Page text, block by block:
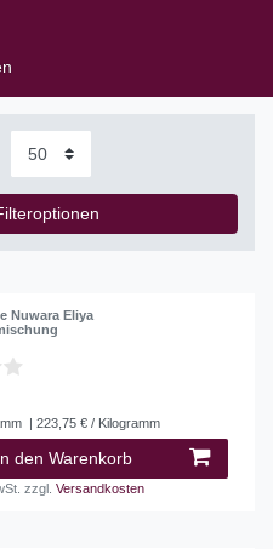
Nuwara Eliya
| 223,75 € / Kilogramm
den Warenkorb
zzgl.Versandkosten